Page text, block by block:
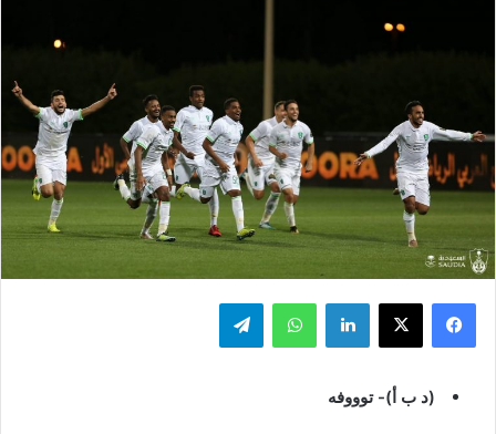
فيسبوك ‫X لينكدإن واتساب تيلقرام
(د ب أ)- توووفه